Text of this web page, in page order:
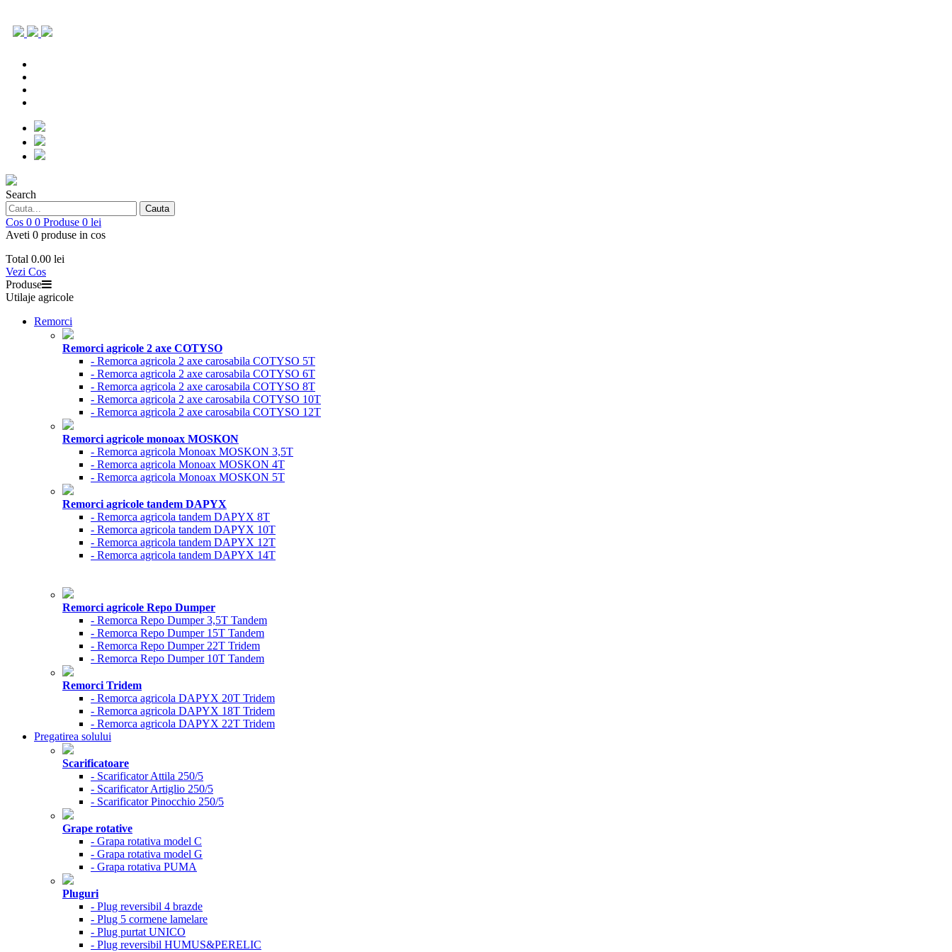
Search
Cauta
Cos 0 0 Produse 0 lei
Aveti 0 produse in cos
Total 0.00 lei
Vezi Cos
Produse
Utilaje agricole
Remorci
Remorci agricole 2 axe COTYSO
- Remorca agricola 2 axe carosabila COTYSO 5T
- Remorca agricola 2 axe carosabila COTYSO 6T
- Remorca agricola 2 axe carosabila COTYSO 8T
- Remorca agricola 2 axe carosabila COTYSO 10T
- Remorca agricola 2 axe carosabila COTYSO 12T
Remorci agricole monoax MOSKON
- Remorca agricola Monoax MOSKON 3,5T
- Remorca agricola Monoax MOSKON 4T
- Remorca agricola Monoax MOSKON 5T
Remorci agricole tandem DAPYX
- Remorca agricola tandem DAPYX 8T
- Remorca agricola tandem DAPYX 10T
- Remorca agricola tandem DAPYX 12T
- Remorca agricola tandem DAPYX 14T
Remorci agricole Repo Dumper
- Remorca Repo Dumper 3,5T Tandem
- Remorca Repo Dumper 15T Tandem
- Remorca Repo Dumper 22T Tridem
- Remorca Repo Dumper 10T Tandem
Remorci Tridem
- Remorca agricola DAPYX 20T Tridem
- Remorca agricola DAPYX 18T Tridem
- Remorca agricola DAPYX 22T Tridem
Pregatirea solului
Scarificatoare
- Scarificator Attila 250/5
- Scarificator Artiglio 250/5
- Scarificator Pinocchio 250/5
Grape rotative
- Grapa rotativa model C
- Grapa rotativa model G
- Grapa rotativa PUMA
Pluguri
- Plug reversibil 4 brazde
- Plug 5 cormene lamelare
- Plug purtat UNICO
- Plug reversibil HUMUS&PERELIC